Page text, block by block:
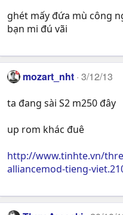
ghét mấy đứa mù công
bạn mi đú vãi
mozart_nht 3/12/13
ta đang sài S2 m250 đây
up rom khác đuê
http://www.tinhte.vn/
alliancemod-tieng-